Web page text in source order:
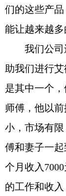
们的这些产
能让越来越多
我们公司
助我们进行
是其中一个
师傅，他以
小，市场有
傅和妻子一
个月收入
的工作和收